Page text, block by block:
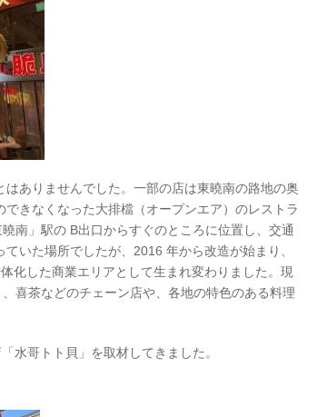
ありませんでした。一部の店は東曉南の路地の奥
きなくなった大排檔（オープンエア）のレストラ
南」駅の B出口からすぐのところに位置し、交通
いた場所でしたが、2016 年から改造が始まり、
化した商業エリアとして生まれ変わりました。現
喜茶などのチェーン店や、各地の特色のある料理
水哥トト貝」を取材してきました。